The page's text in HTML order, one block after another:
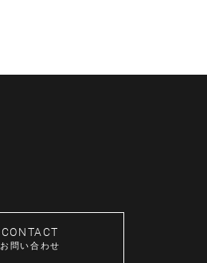
CONTACT
お問い合わせ